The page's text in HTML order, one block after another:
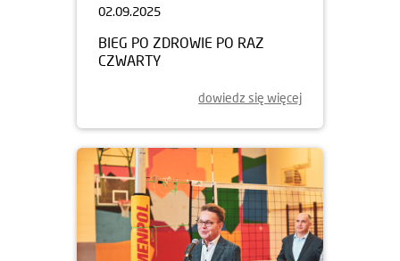
02.09.2025
BIEG PO ZDROWIE PO RAZ
CZWARTY
dowiedz się więcej